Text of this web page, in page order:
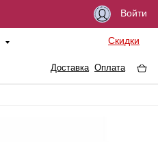
Войти
Скидки
Доставка Оплата